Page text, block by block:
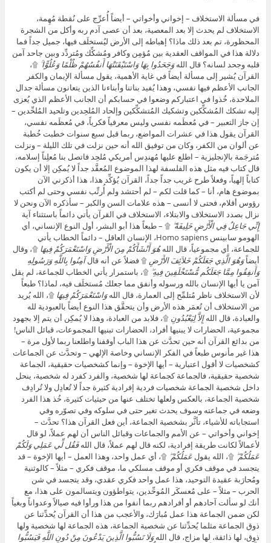
في مسألة الاستخلاف – إخواني وأخواتي – أيضاً أُعرِّج على نُقطة مُهِمة،
الاستخلاف لم يحدث إلا بعد المعصية، بعد أن عصى آدم ربه وأكل من الشجرة
المحظورة، تم بعد ذلك ماذا؟ إهباطه إلى الأرض ليُستخلَف فيها، جميل جداً فما
دلالة هذا في المواقف العقدية بين مُؤمِن وكافر ومُشكِّك ومُتردِّد وبين جاحد آمن
قلبه وجحد لسانه؟ قال اللهوَجَحَدُوا بِهَا وَاسْتَيْقَنَتْهَا أَنفُسُهُمْ ظُلْمًا وَعُلُوًّا ۚ ۩،
القرآن يُشير إلى مسألة أيضاً في غاية الأهمية، يقول مسألة الإيمان والكفر
الجانب الأعظم فيها نفسي، وهذا يُفيد بناتنا وأبناءنا الذين يتعانون مسألة جدال
الملاحدة، خُذوا في اعتباركم وضعوا في حسابكم أن الجانب الأعظم الذي يُعزى
إليه تشكك المُشكِّكين وتشكيك المُتشكِّكين وإلحاد المُلحِدين وتلحيد المُلحِّدين –
إن جاز التعبير – في مُعظَمه نفسي وليس معرفياً فكرياً، في مُعظَمه نفسي،
القرآن يقول هذا في عشرات المواضع، ربما قبل سبع سنوات خطبت خُطبة
عن ألوان من الكفر، وكان من توفيق الله أنه حين نزلت في تلك الليلة – ونزلت
مُترجَمة بالإنجليزية – اطلع عليها مُهندِس أمريكي مُلحِد فاتصل بنا مُعلِناً إسلامه،
قال كتاب فيه مثل هذه الفلسفة لهذا الموضوع المُعقَّد جداً لا يُمكِن إلا أن يكون
كتاباً إلهياً، وفعلاً طرح غريب جداً جداً، القرآن يُؤكِّد هذا، هذا أذكرني الآن
بموضوع هام، أنا – كما قلت لكم – لم أحتشد ولم أُرتِّب نفسي وحتى لم أكتب
رؤوس أقلام، فحتى لا أنسى – هذه علامات السن والكبر – سأذكره الآن ونحن لا
نزال بصدد الاستخلاف والابتلاء، الاستخلاف في القرآن يأتي دائماً باستثناء آية
إِنِّي جَاعِلٌ فِي الْأَرْضِ خَلِيفَةً ۖ ۩ – طبعاً هذا أبو البشر، أول النوع الإنساني، أي
الهومو سابينس Homo sapiens، الإنسان العاقل – دائماً الخطاب يأتي
للجماعة، أي مجموعياً، قال اللههُوَ أَنْشَأَكُمْ مِنَ الْأَرْضِ وَاسْتَعْمَرَكُمْ فِيهَا ۩، وقال
أيضاًوَهُوَ الَّذِي جَعَلَكُمْ خَلاَئِفَ الأَرْضِ ۩ فضلاً عن أنه قالآمِنُوا بِاللَّهِ وَرَسُولِهِ
وَأَنفِقُوا مِمَّا جَعَلَكُم مُّسْتَخْلَفِينَ فِيهِ ۖ ۩، باستمرار يأتي الخطاب للجماعة، لم يقل
آمن يا أيها الإنسان بالله ورسوله وأنفق مما جعلك مُستخلَف فيه، لماذا؟ طبعاً
لأن الاستخلاف ناظر مُتلمِّح إلى العمارة، قال اللهوَاسْتَعْمَرَكُمْ فِيهَا ۩، الله يُريد
من الاستخلاف أن تُعمَر هذه الأرض وأن يتحقَّق هذا النوع أيضاً بالعبودية لله
والعبادة، قال اللهإِلاَّ لِيَعْبُدُونِ ۩، فلابد من العبادة، وهذا لا يُمكِن أن يتم إلا بجهود
مجموعية، الحضارات لا يبنيها أفراد، الحضارات تبنيها المجموعات، قبائل الناس!
من بدائع القرآن أنه حين تحدَّث عن هذا الباب أوقفنا واطلعنا ربما لأول مرة –
هذا غير مأنوس طبعاً في الفكر الإنساني وخاصة الإلهي – وتحدَّث عن الجماعات
كشخصيات لا أقول اعتبارية – أيها الإخوة – وإنما كشخصيات حقيقية، الجماعة
شخصية حقيقية، فالجماعة كجماعة لها شخصية، والفرد كفرد له شخصية، ينحل
داخل شخصية الجماعة شخصيات فردية إفرادية كثيرة جداً لا تُعادِل ولا تُرادِف
شخصية الجماعة، بالعكس ولعلها تختلف عنها من حيثيات كثيرة، خُذ هذا الفرد
وضعه في جماعته وسوف يحدث تغير حتى في سلوكه وفي تصوّره وفي
استجاباته للأشياء، تأثَّر بشخصية الجماعة، أين فعل القرآن هذا؟ تحدَّث –
إخواني وأخواتي – عن الأمم والجماعات وقبائل الناس أن لهم عملاً، لو قال
لأعمالاً لكانت طريقة إفرادية، لكنه قال لهم عملاً، قال اللهفَقُل لِّي عَمَلِي وَلَكُمْ
عَمَلُكُمْ ۖ ۩، الله يقول عَمَلُكُمْ ۖ ۩، أي عمل واحد، وهذا العمل – أيها الإخوة – قد
يتجسد في موقف فكري أو موقف مسلكي ما، موقف فكري – مثلاً – كالوثنية
ومُحارَبة عقيدة التوحيد، هذا عمل واحد فكري عقدي، وقد يتجسد في شن
الحرب – مثلاً – على مُعسكَر المُوحِّدين، يتواطؤون ويتسالمون على هذا، مع
أنك لو سألت آحادهم أو أفرادهم ربما أنفوا من هذا ورأوا فيه صيالاً وعدواناً وبغياً
لكن ضمن الجماعة هذا عمل مُبارَك، والأعجب من هذا أن القرآن يُحدِّثنا عن
ذوق الجماعة مثلما يُحدِّثنا عن شخصية الجماعة، هذه الجماعة لها شخصية ولها
ذوق، لها ذائقة، لها مزاج، قال اللهوَلَا تَسُبُّوا الَّذِينَ يَدْعُونَ مِنْ دُونِ اللَّهِ فَيَسُبُّوا